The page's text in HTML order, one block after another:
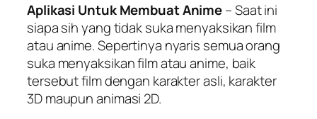
Aplikasi Untuk Membuat Anime– Saat ini
siapa sih yang tidak suka menyaksikan film
atau anime. Sepertinya nyaris semua orang
suka menyaksikan film atau anime, baik
tersebut film dengan karakter asli, karakter
3D maupun animasi 2D.